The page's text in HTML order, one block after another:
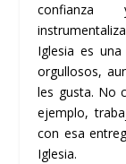
Iglesia es
orgullosos,
les gusta. No
ejemplo,
con esa
Iglesia.